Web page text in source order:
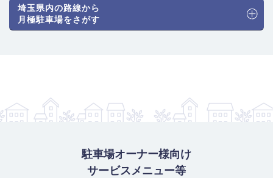
埼玉県内の路線から
月極駐車場をさがす
駐車場オーナー様向け
サービスメニュー等